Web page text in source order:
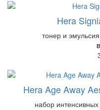
Hera
тонер и
Hera Age Away
набор